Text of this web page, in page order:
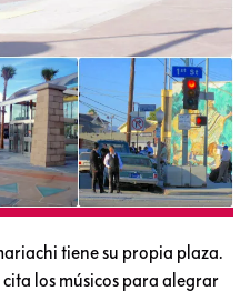
tiene su propia plaza.
cita los músicos para alegrar